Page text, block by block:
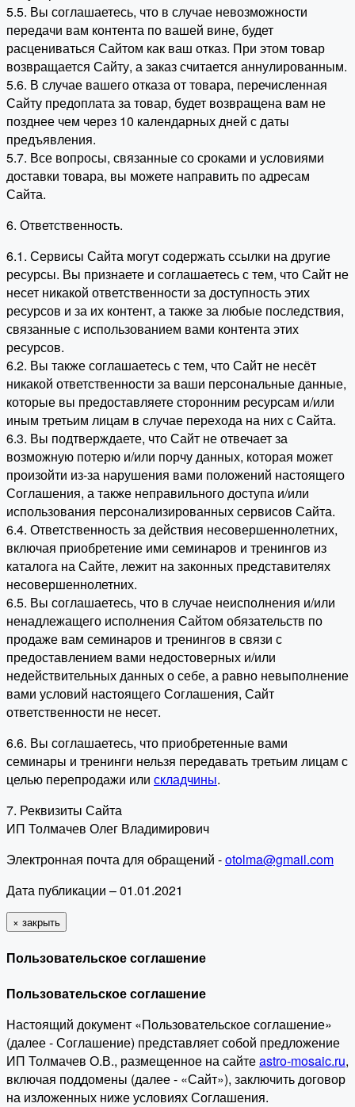
5.5. Вы соглашаетесь, что в случае невозможности
передачи вам контента по вашей вине, будет
расцениваться Сайтом как ваш отказ. При этом товар
возвращается Сайту, а заказ считается аннулированным.
5.6. В случае вашего отказа от товара, перечисленная
Сайту предоплата за товар, будет возвращена вам не
позднее чем через 10 календарных дней с даты
предъявления.
5.7. Все вопросы, связанные со сроками и условиями
доставки товара, вы можете направить по адресам
Сайта.
6. Ответственность.
6.1. Сервисы Сайта могут содержать ссылки на другие
ресурсы. Вы признаете и соглашаетесь с тем, что Сайт не
несет никакой ответственности за доступность этих
ресурсов и за их контент, а также за любые последствия,
связанные с использованием вами контента этих
ресурсов.
6.2. Вы также соглашаетесь с тем, что Сайт не несёт
никакой ответственности за ваши персональные данные,
которые вы предоставляете сторонним ресурсам и/или
иным третьим лицам в случае перехода на них с Сайта.
6.3. Вы подтверждаете, что Сайт не отвечает за
возможную потерю и/или порчу данных, которая может
произойти из-за нарушения вами положений настоящего
Соглашения, а также неправильного доступа и/или
использования персонализированных сервисов Сайта.
6.4. Ответственность за действия несовершеннолетних,
включая приобретение ими семинаров и тренингов из
каталога на Сайте, лежит на законных представителях
несовершеннолетних.
6.5. Вы соглашаетесь, что в случае неисполнения и/или
ненадлежащего исполнения Сайтом обязательств по
продаже вам семинаров и тренингов в связи с
предоставлением вами недостоверных и/или
недействительных данных о себе, а равно невыполнение
вами условий настоящего Соглашения, Сайт
ответственности не несет.
6.6. Вы соглашаетесь, что приобретенные вами
семинары и тренинги нельзя передавать третьим лицам с
целью перепродажи или складчины.
7. Реквизиты Сайта
ИП Толмачев Олег Владимирович
Электронная почта для обращений -otolma@gmail.com
Дата публикации – 01.01.2021
× закрыть
Пользовательское соглашение
Пользовательское соглашение
Настоящий документ «Пользовательское соглашение»
(далее - Соглашение) представляет собой предложение
ИП Толмачев О.В., размещенное на сайтеastro-mosaic.ru,
включая поддомены (далее - «Сайт»), заключить договор
на изложенных ниже условиях Соглашения.